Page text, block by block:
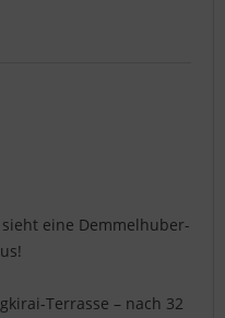
eine Demmelhuber-
Terrasse – nach 32